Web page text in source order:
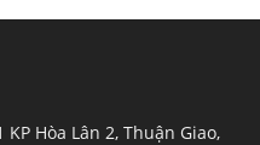
KP Hòa Lân 2, Thuận Giao,